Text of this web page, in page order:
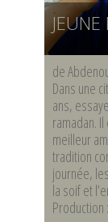
JEUNE
de
Dans une
ans,
ramadan.
meilleur
tradition
journée,
la soif et
Production